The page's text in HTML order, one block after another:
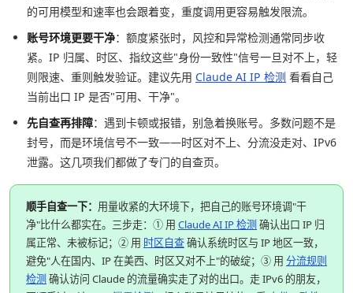
的可用模型和速率也会跟着变，重度调用更容易触发限流。
账号环境更要干净：额度紧张时，风控和异常检测通常同步收
紧。IP 归属、时区、指纹这些"身份一致性"信号一旦对不上，轻
则限速、重则触发验证。建议先用 Claude AI IP 检测 看看自己
当前出口 IP 是否"可用、干净"。
先自查再排障：遇到卡顿或报错，别急着换账号。多数问题不是
封号，而是环境信号不一致——时区对不上、分流没走对、IPv6
泄露。这几项我们都做了专门的自查页。
顺手自查一下： 用量收紧的大环境下，把自己的账号环境调"干
净"比什么都实在。三步走：① 用 Claude AI IP 检测 确认出口 IP 归
属正常、未被标记；② 用 时区自查确认系统时区与 IP 地区一致，
避免"人在国内、IP 在美西、时区又对不上"的破绽；③ 用 分流规则
检测 确认访问 Claude 的流量确实走了对的出口。走 IPv6 的朋友，